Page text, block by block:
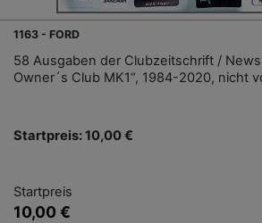
1163 - FORD
58 Ausgaben der Clubzeitschrift /
Owner´s Club MK1“, 1984-2020, nicht
Startpreis: 10,00 €
Startpreis
10,00 €